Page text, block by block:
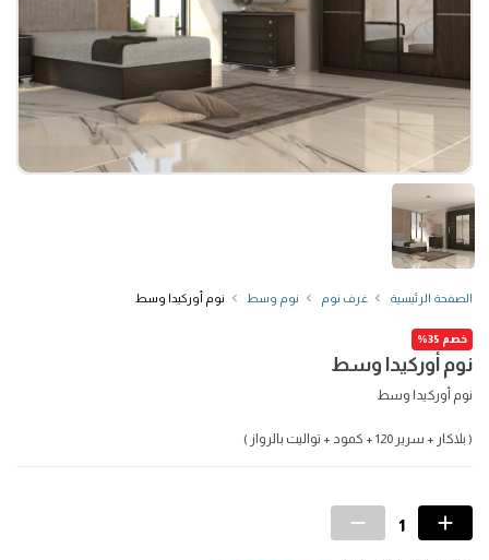
الصفحة الرئيسية غرف نوم نوم وسط نوم أوركيدا وسط
نوم أوركيدا وسط
خصم 35%
نوم أوركيدا وسط
( بلاكار + سرير 120 + كمود + تواليت بالرواز )